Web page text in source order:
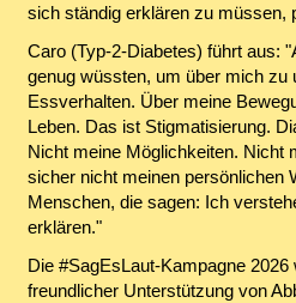
sich ständig erklären zu müssen,
Caro (Typ-2-Diabetes) führt aus:
genug wüssten, um über mich zu
Essverhalten. Über meine
Leben. Das ist Stigmatisierung.
Nicht meine Möglichkeiten. Nicht
sicher nicht meinen persönlichen
Menschen, die sagen: Ich
erklären."
Die #SagEsLaut-Kampagne
freundlicher Unterstützung von